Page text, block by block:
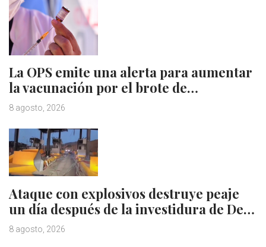
La OPS emite una alerta para aumentar
la vacunación por el brote de…
8 agosto, 2026
Ataque con explosivos destruye peaje
un día después de la investidura de De…
8 agosto, 2026